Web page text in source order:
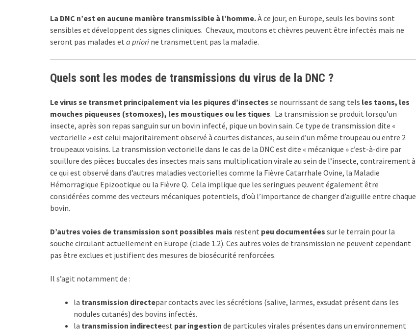
La DNC n’est en aucune manière transmissible à l’homme.À ce jour, en Europe, seuls les bovins sont
sensibles et développent des signes cliniques. Chevaux, moutons et chèvres peuvent être infectés mais ne
seront pas malades et a priori ne transmettent pas la maladie.
Quels sont les modes de transmissions du virus de la DNC ?
Le virus se transmet principalement via les piqures d’insectes se nourrissant de sang tels les taons, les
mouches piqueuses (stomoxes), les moustiques ou les tiques. La transmission se produit lorsqu’un
insecte, après son repas sanguin sur un bovin infecté, pique un bovin sain. Ce type de transmission dite «
vectorielle » est celui majoritairement observé à courtes distances, au sein d’un même troupeau ou entre 2
troupeaux voisins. La transmission vectorielle dans le cas de la DNC est dite « mécanique » c’est-à-dire par
souillure des pièces buccales des insectes mais sans multiplication virale au sein de l’insecte, contrairement à
ce qui est observé dans d’autres maladies vectorielles comme la Fièvre Catarrhale Ovine, la Maladie
Hémorragique Epizootique ou la Fièvre Q. Cela implique que les seringues peuvent également être
considérées comme des vecteurs mécaniques potentiels, d’où l’importance de changer d’aiguille entre chaque
bovin.
D’autres voies de transmission sont possibles mais restent peu documentées sur le terrain pour la
souche circulant actuellement en Europe (clade 1.2). Ces autres voies de transmission ne peuvent cependant
pas être exclues et justifient des mesures de biosécurité renforcées.
Il s’agit notamment de :
la transmission directepar contacts avec les sécrétions (salive, larmes, exsudat présent dans les
nodules cutanés) des bovins infectés.
la transmission indirecteest par ingestion de particules virales présentes dans un environnement